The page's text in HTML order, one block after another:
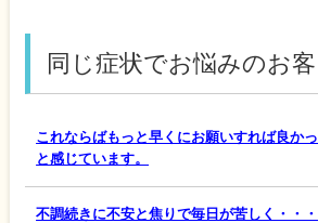
同じ症状でお悩みのお
これならばもっと早くにお願いすれば良か
と感じています。
不調続きに不安と焦りで毎日が苦しく・・・